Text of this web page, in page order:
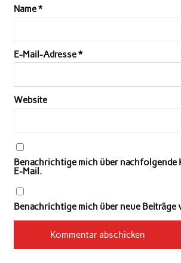
Name*
E-Mail-Adresse*
Website
Benachrichtige mich über nachfolgende
E-Mail.
Benachrichtige mich über neue Beiträge